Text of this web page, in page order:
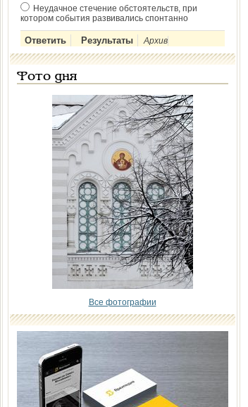
Неудачное стечение обстоятельств, при
котором события развивались спонтанно
Архив
Фото дня
Все фотографии